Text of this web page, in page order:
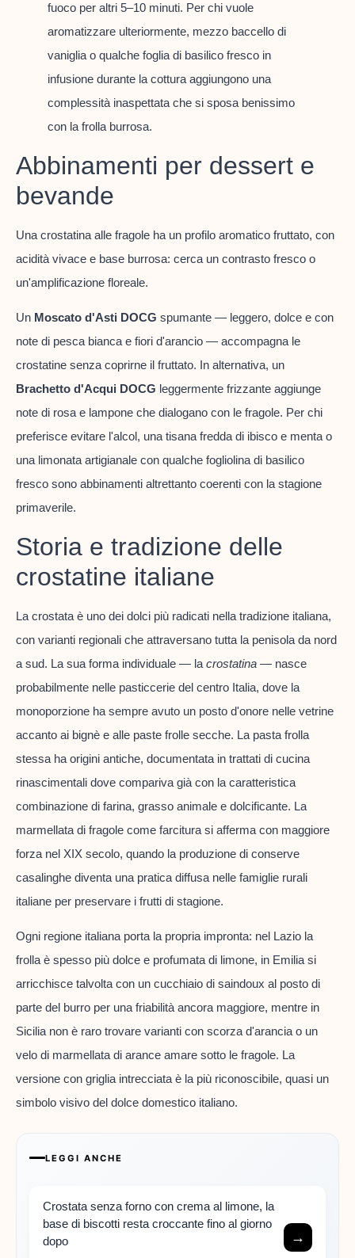
fuoco per altri 5–10 minuti. Per chi vuole
aromatizzare ulteriormente, mezzo baccello di
vaniglia o qualche foglia di basilico fresco in
infusione durante la cottura aggiungono una
complessità inaspettata che si sposa benissimo
con la frolla burrosa.
Abbinamenti per dessert e
bevande
Una crostatina alle fragole ha un profilo aromatico fruttato, con
acidità vivace e base burrosa: cerca un contrasto fresco o
un'amplificazione floreale.
Un Moscato d'Asti DOCG spumante — leggero, dolce e con
note di pesca bianca e fiori d'arancio — accompagna le
crostatine senza coprirne il fruttato. In alternativa, un
Brachetto d'Acqui DOCG leggermente frizzante aggiunge
note di rosa e lampone che dialogano con le fragole. Per chi
preferisce evitare l'alcol, una tisana fredda di ibisco e menta o
una limonata artigianale con qualche fogliolina di basilico
fresco sono abbinamenti altrettanto coerenti con la stagione
primaverile.
Storia e tradizione delle
crostatine italiane
La crostata è uno dei dolci più radicati nella tradizione italiana,
con varianti regionali che attraversano tutta la penisola da nord
a sud. La sua forma individuale — la crostatina — nasce
probabilmente nelle pasticcerie del centro Italia, dove la
monoporzione ha sempre avuto un posto d'onore nelle vetrine
accanto ai bignè e alle paste frolle secche. La pasta frolla
stessa ha origini antiche, documentata in trattati di cucina
rinascimentali dove compariva già con la caratteristica
combinazione di farina, grasso animale e dolcificante. La
marmellata di fragole come farcitura si afferma con maggiore
forza nel XIX secolo, quando la produzione di conserve
casalinghe diventa una pratica diffusa nelle famiglie rurali
italiane per preservare i frutti di stagione.
Ogni regione italiana porta la propria impronta: nel Lazio la
frolla è spesso più dolce e profumata di limone, in Emilia si
arricchisce talvolta con un cucchiaio di saindoux al posto di
parte del burro per una friabilità ancora maggiore, mentre in
Sicilia non è raro trovare varianti con scorza d'arancia o un
velo di marmellata di arance amare sotto le fragole. La
versione con griglia intrecciata è la più riconoscibile, quasi un
simbolo visivo del dolce domestico italiano.
LEGGI ANCHE
Crostata senza forno con crema al limone, la
base di biscotti resta croccante fino al giorno
dopo
→